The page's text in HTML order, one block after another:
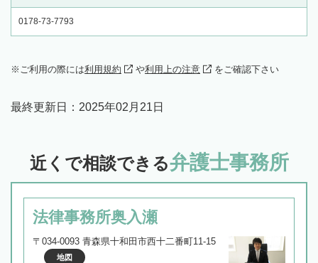
0178-73-7793
ご利用の際には利用規約 や利用上の注意 をご確認下さい
最終更新日： 2025年02月21日
近くで相談できる弁護士事務所
法律事務所奥入瀬
〒034-0093 青森県十和田市西十二番町11-15
地図